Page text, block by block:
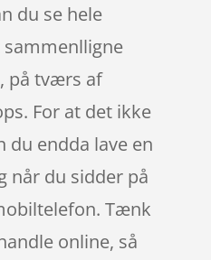
du se hele
sammenlligne
på tværs af
For at det ikke
du endda lave en
når du sidder på
Tænk
online, så